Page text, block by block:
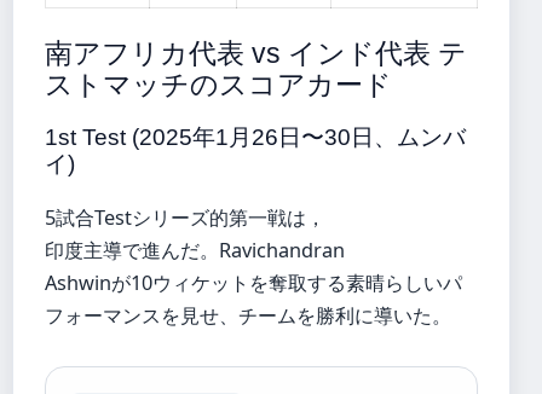
南アフリカ代表 vs インド代表 テ
ストマッチのスコアカード
1st Test (2025年1月26日〜30日、ムンバ
イ)
5試合Testシリーズ的第一戦は，
印度主導で進んだ。Ravichandran
Ashwinが10ウィケットを奪取する素晴らしいパ
フォーマンスを見せ、チームを勝利に導いた。